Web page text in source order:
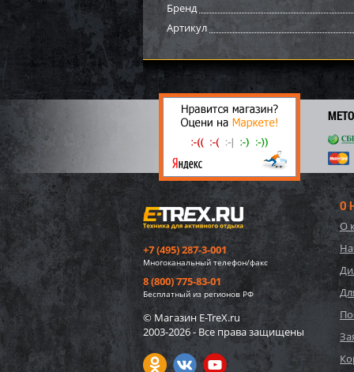
3
1
Бренд
Артикул
+7 (495) 287-3-001
Многоканальный телефон/факс
8 (800) 775-83-01
Бесплатный из регионов РФ
© Магазин E-TreX.ru
2003-2026 - Все права защищены
О
О